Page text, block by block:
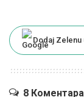
Dodaj
8 Коментара